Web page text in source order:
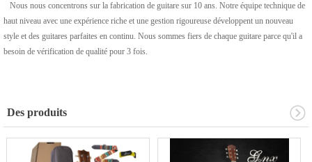
Nous nous concentrons sur la fabrication de guitare sur 10 ans. Notre équipe technique de
haut niveau avec une expérience riche et une gestion rigoureuse développent un nouveau
style et des guitares parfaites en continu. Nous sommes fiers de chaque guitare parce qu'il a
besoin de vérification de qualité pour 3 fois.
Des produits